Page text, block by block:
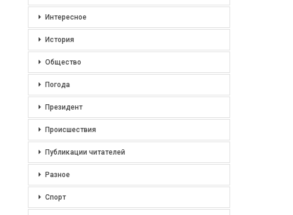
Интересное
История
Общество
Погода
Президент
Происшествия
Публикации читателей
Разное
Спорт